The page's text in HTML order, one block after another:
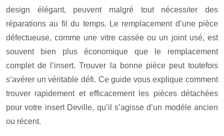
design élégant, peuvent malgré tout nécessiter des
réparations au fil du temps. Le remplacement d’une pièce
défectueuse, comme une vitre cassée ou un joint usé, est
souvent bien plus économique que le remplacement
complet de l’insert. Trouver la bonne pièce peut toutefois
s’avérer un véritable défi. Ce guide vous explique comment
trouver rapidement et efficacement les pièces détachées
pour votre insert Deville, qu’il s’agisse d’un modèle ancien
ou récent.